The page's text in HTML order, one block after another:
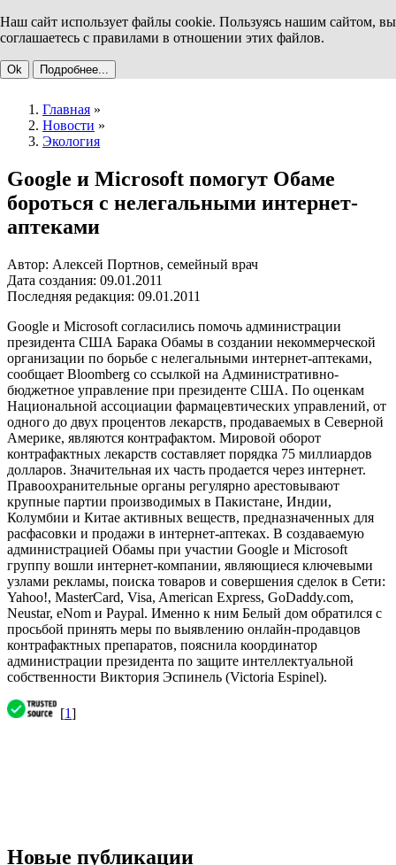
Наш сайт использует файлы cookie. Пользуясь нашим сайтом, вы
соглашаетесь с правилами в отношении этих файлов.
Ok Подробнее...
Главная »
Новости »
Экология
Google и Microsoft помогут Обаме
бороться с нелегальными интернет-
аптеками
Автор: Алексей Портнов, семейный врач
Дата создания: 09.01.2011
Последняя редакция: 09.01.2011
Google и Microsoft согласились помочь администрации
президента США Барака Обамы в создании некоммерческой
организации по борьбе с нелегальными интернет-аптеками,
сообщает Bloomberg со ссылкой на Административно-
бюджетное управление при президенте США. По оценкам
Национальной ассоциации фармацевтических управлений, от
одного до двух процентов лекарств, продаваемых в Северной
Америке, являются контрафактом. Мировой оборот
контрафактных лекарств составляет порядка 75 миллиардов
долларов. Значительная их часть продается через интернет.
Правоохранительные органы регулярно арестовывают
крупные партии производимых в Пакистане, Индии,
Колумбии и Китае активных веществ, предназначенных для
расфасовки и продажи в интернет-аптеках. В создаваемую
администрацией Обамы при участии Google и Microsoft
группу вошли интернет-компании, являющиеся ключевыми
узлами рекламы, поиска товаров и совершения сделок в Сети:
Yahoo!, MasterCard, Visa, American Express, GoDaddy.com,
Neustar, eNom и Paypal. Именно к ним Белый дом обратился с
просьбой принять меры по выявлению онлайн-продавцов
контрафактных препаратов, пояснила координатор
администрации президента по защите интеллектуальной
собственности Виктория Эспинель (Victoria Espinel).
[1]
Новые публикации